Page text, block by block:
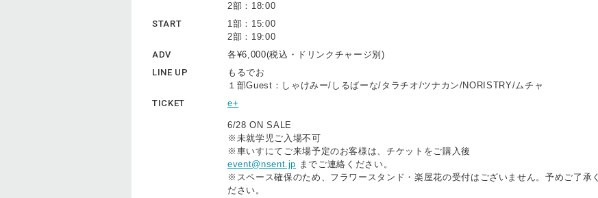
2部：18:00
START
1部：15:00
2部：19:00
ADV
各¥6,000(税込・ドリンクチャージ別)
LINE UP
もるでお
１部Guest：しゃけみー/しるばーな/タラチオ/ツナカン/NORISTRY/ムチャ
TICKET
e+
6/28 ON SALE
※未就学児ご入場不可
※車いすにてご来場予定のお客様は、チケットをご購入後
event@nsent.jp までご連絡ください。
※スペース確保のため、フラワースタンド・楽屋花の受付はございません。予めご了承く
ださい。